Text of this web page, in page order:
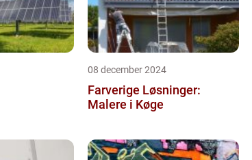
08 december 2024
Farverige Løsninger:
Malere i Køge